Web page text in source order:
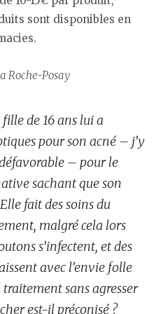
sont disponibles en
Roche-Posay
de 16 ans lui a
pour son acné – j’y
– pour le
sachant que son
fait des soins du
malgré cela lors
s’infectent, et des
avec l’envie folle
traitement sans agresser
est-il préconisé ?